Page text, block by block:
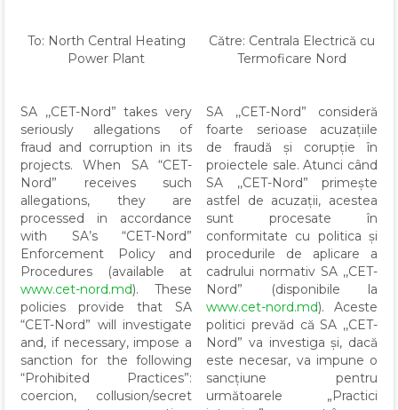
To: North Central Heating
Power Plant
SA ,,CET-Nord” takes very
seriously allegations of
fraud and corruption in its
projects. When SA “CET-
Nord” receives such
allegations, they are
processed in accordance
with SA’s “CET-Nord”
Enforcement Policy and
Procedures (available at
www.cet-nord.md). These
policies provide that SA
“CET-Nord” will investigate
and, if necessary, impose a
sanction for the following
“Prohibited Practices”:
coercion, collusion/secret
Către: Centrala Electrică cu
Termoficare Nord
SA ,,CET-Nord” consideră
foarte serioase acuzațiile
de fraudă și corupție în
proiectele sale. Atunci când
SA ,,CET-Nord” primește
astfel de acuzații, acestea
sunt procesate în
conformitate cu politica și
procedurile de aplicare a
cadrului normativ SA ,,CET-
Nord” (disponibile la
www.cet-nord.md). Aceste
politici prevăd că SA ,,CET-
Nord” va investiga și, dacă
este necesar, va impune o
sancțiune pentru
următoarele „Practici